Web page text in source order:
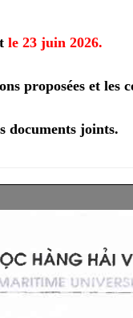
le 23 juin 2026.
proposées et les
documents joints.